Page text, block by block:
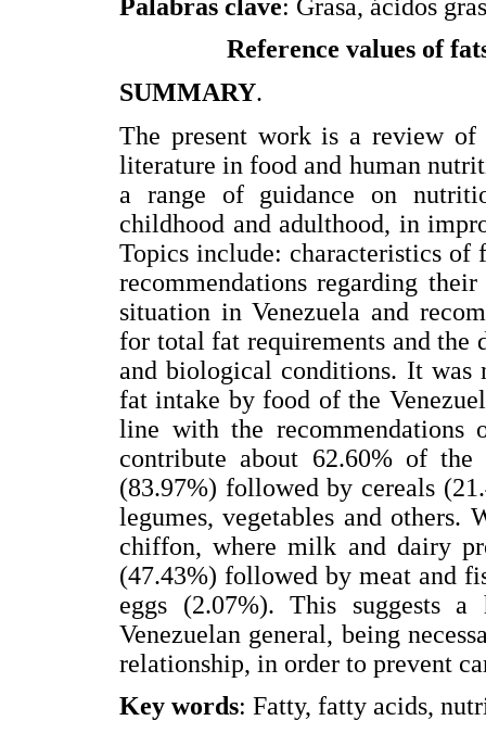
Palabras clave: Grasa, ácidos
Reference values of
SUMMARY.
The present work is a review
literature in food and human
a range of guidance on
childhood and adulthood, in
Topics include: characteristics of
recommendations regarding
situation in Venezuela and
for total fat requirements and the
and biological conditions. It was
fat intake by food of the
line with the recommendations
contribute about 62.60% of
(83.97%) followed by cereals
legumes, vegetables and others.
chiffon, where milk and dairy
(47.43%) followed by meat and
eggs (2.07%). This suggests
Venezuelan general, being
relationship, in order to prevent
Key words: Fatty, fatty acids,